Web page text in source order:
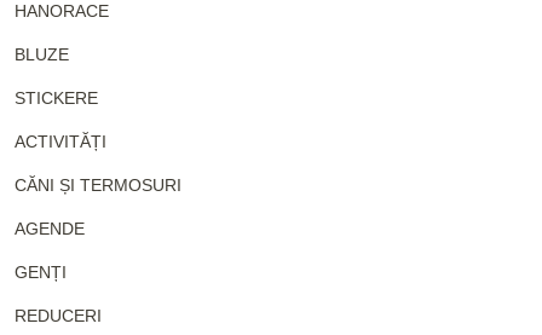
HANORACE
BLUZE
STICKERE
ACTIVITĂȚI
CĂNI ȘI TERMOSURI
AGENDE
GENȚI
REDUCERI